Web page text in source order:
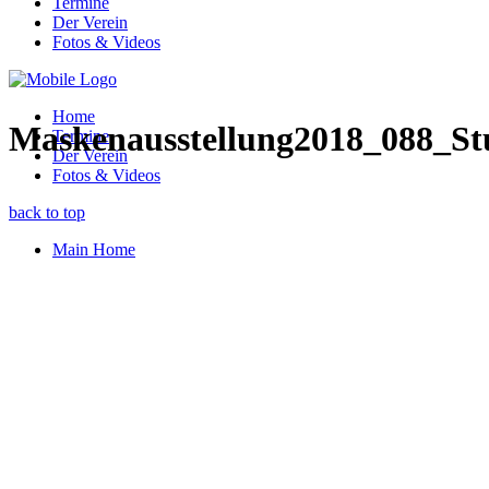
Der Verein
Fotos & Videos
Home
Termine
Der Verein
Fotos & Videos
back to top
Main Home